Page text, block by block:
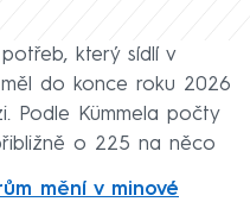
který sídlí v
do konce roku 2026
Podle Kümmela počty
o 225 na něco
mění v minové